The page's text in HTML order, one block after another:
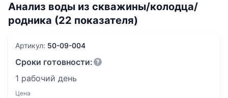
Анализ воды из скважины/колодца/
родника (22 показателя)
Артикул: 50-09-004
Сроки готовности:
1 рабочий день
Цена